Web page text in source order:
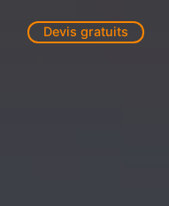
Devis gratuits